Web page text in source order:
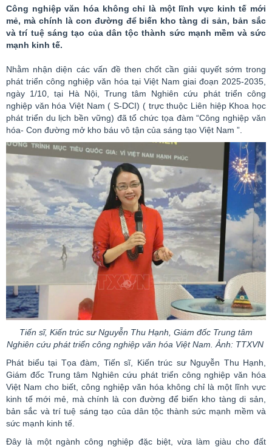
Công nghiệp văn hóa không chỉ là một lĩnh vực kinh tế mới
mẻ, mà chính là con đường để biến kho tàng di sản, bản sắc
và trí tuệ sáng tạo của dân tộc thành sức mạnh mềm và sức
mạnh kinh tế.
Nhằm nhận diện các vấn đề then chốt cần giải quyết sớm trong
phát triển công nghiệp văn hóa tại Việt Nam giai đoạn 2025-2035,
ngày 1/10, tại Hà Nội, Trung tâm Nghiên cứu phát triển công
nghiệp văn hóa Việt Nam ( S-DCI) ( trực thuộc Liên hiệp Khoa học
phát triển du lịch bền vững) đã tổ chức tọa đàm“Công nghiệp văn
hóa- Con đường mở kho báu vô tận của sáng tạo Việt Nam ”.
Tiến sĩ, Kiến trúc sư Nguyễn Thu Hạnh, Giám đốc Trung tâm
Nghiên cứu phát triển công nghiệp văn hóa Việt Nam. Ảnh: TTXVN
Phát biểu tại Tọa đàm, Tiến sĩ, Kiến trúc sư Nguyễn Thu Hạnh,
Giám đốc Trung tâm Nghiên cứu phát triển công nghiệp văn hóa
Việt Nam cho biết, công nghiệp văn hóa không chỉ là một lĩnh vực
kinh tế mới mẻ, mà chính là con đường để biến kho tàng di sản,
bản sắc và trí tuệ sáng tạo của dân tộc thành sức mạnh mềm và
sức mạnh kinh tế.
Đây là một ngành công nghiệp đặc biệt, vừa làm giàu cho đất